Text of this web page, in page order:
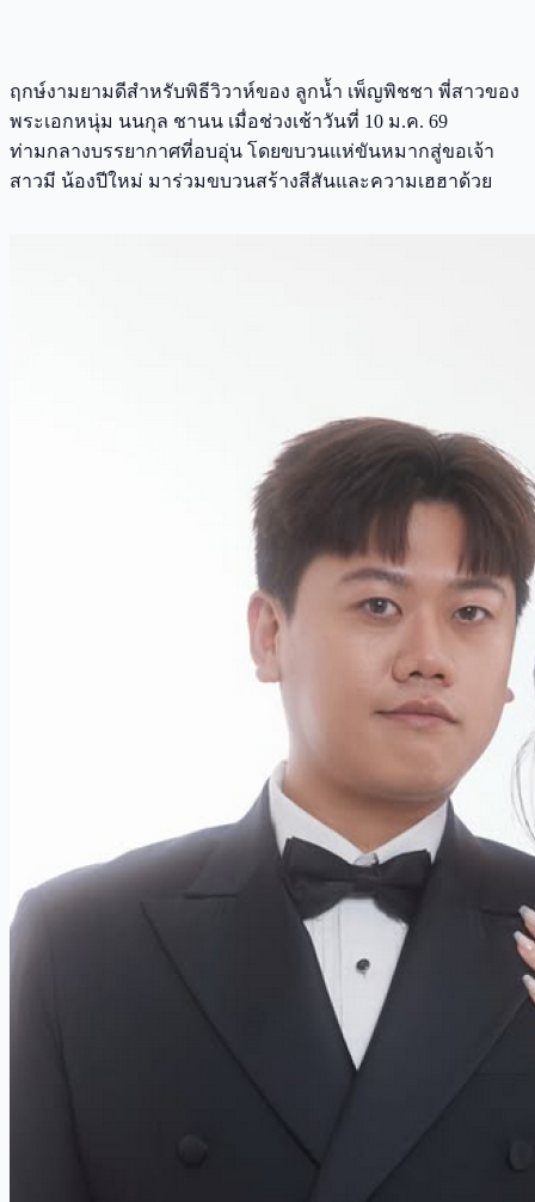
ฤกษ์งามยามดีสำหรับพิธีวิวาห์ของ ลูกน้ำ เพ็ญพิชชา พี่สาวของ
พระเอกหนุ่ม นนกุล ชานน เมื่อช่วงเช้าวันที่ 10 ม.ค. 69
ท่ามกลางบรรยากาศที่อบอุ่น โดยขบวนแห่ขันหมากสู่ขอเจ้า
สาวมี น้องปีใหม่ มาร่วมขบวนสร้างสีสันและความเฮฮาด้วย